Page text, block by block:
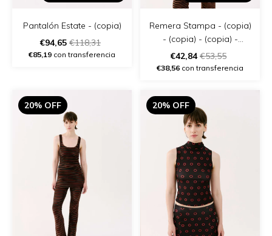
Pantalón Estate - (copia)
€94,65 €118,31
€85,19 con transferencia
Remera Stampa - (copia)
- (copia) - (copia) -
(copia) - (copia) - (copia)
€42,84€53,55
€38,56 con transferencia
20% OFF 20% OFF